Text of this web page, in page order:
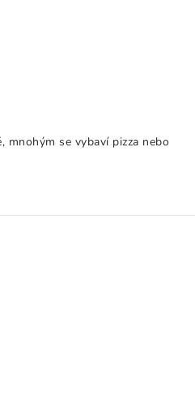
mnohým se vybaví pizza nebo